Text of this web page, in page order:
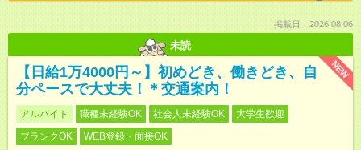
掲載日：2026.08.06
未読
NEW
【日給1万4000円～】初めどき、働きどき、自
分ペースで大丈夫！＊交通案内！
アルバイト 職種未経験OK 社会人未経験OK
大学生歓迎
ブランクOK
WEB登録・面接OK